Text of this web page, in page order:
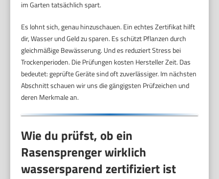
im Garten tatsächlich spart.
Es lohnt sich, genau hinzuschauen. Ein echtes Zertifikat hilft
dir, Wasser und Geld zu sparen. Es schützt Pflanzen durch
gleichmäßige Bewässerung. Und es reduziert Stress bei
Trockenperioden. Die Prüfungen kosten Hersteller Zeit. Das
bedeutet: geprüfte Geräte sind oft zuverlässiger. Im nächsten
Abschnitt schauen wir uns die gängigsten Prüfzeichen und
deren Merkmale an.
Wie du prüfst, ob ein
Rasensprenger wirklich
wassersparend zertifiziert ist